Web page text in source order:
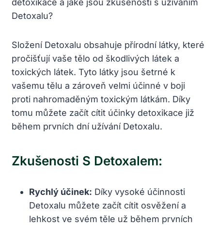
detoxikace a jaké jsou zkušenosti s užíváním
Detoxalu?
Složení Detoxalu obsahuje přírodní látky, které
pročišťují vaše tělo od škodlivých látek a
toxických látek. Tyto látky jsou šetrné k
vašemu tělu a zároveň velmi účinné v boji
proti nahromaděným toxickým látkám. Díky
tomu můžete začít cítit účinky detoxikace již
během prvních dní užívání Detoxalu.
Zkušenosti S Detoxalem:
Rychlý účinek: Díky vysoké účinnosti
Detoxalu můžete začít cítit osvěžení a
lehkost ve svém těle už během prvních